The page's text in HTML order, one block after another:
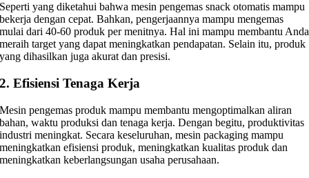
Seperti yang diketahui bahwa mesin pengemas snack otomatis mampu
bekerja dengan cepat. Bahkan, pengerjaannya mampu mengemas
mulai dari 40-60 produk per menitnya. Hal ini mampu membantu Anda
meraih target yang dapat meningkatkan pendapatan. Selain itu, produk
yang dihasilkan juga akurat dan presisi.
2. Efisiensi Tenaga Kerja
Mesin pengemas produk mampu membantu mengoptimalkan aliran
bahan, waktu produksi dan tenaga kerja. Dengan begitu, produktivitas
industri meningkat. Secara keseluruhan, mesin packaging mampu
meningkatkan efisiensi produk, meningkatkan kualitas produk dan
meningkatkan keberlangsungan usaha perusahaan.